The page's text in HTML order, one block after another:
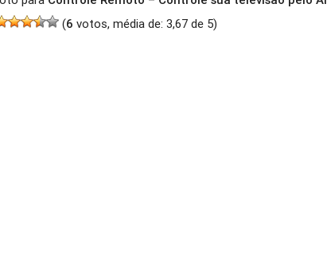
(6 votos, média de:3,67 de 5)